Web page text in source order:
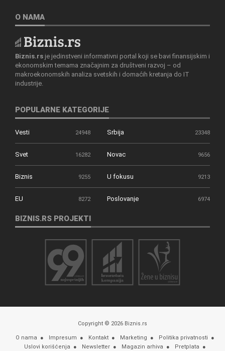
O NAMA
Biznis.rs je jedinstveni informativni portal koji se bavi finansijskim i
ekonomskim temama značajnim za društveni razvoj – od
makroekonomskih analiza svetskih i domaćih kretanja do IT
industrije.
POPULARNE KATEGORIJE
Vesti 24948 Srbija 23348
Svet 16282 Novac 9656
Biznis 9255 U fokusu 9213
EU 8272 Poslovanje 6974
BIZNIS.RS PROJEKTI
Copyright © 2026 Biznis.rs
O nama Impresum Kontakt Marketing
Politika privatnosti
Uslovi korišćenja
Newsletter Magazin arhiva Pretplata